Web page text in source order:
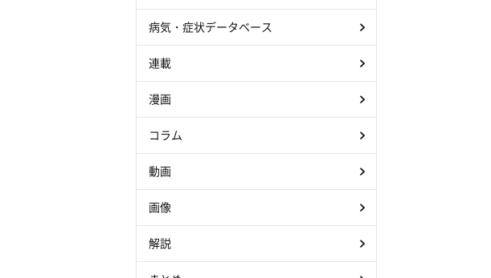
病気・症状データベース
連載
漫画
コラム
動画
画像
解説